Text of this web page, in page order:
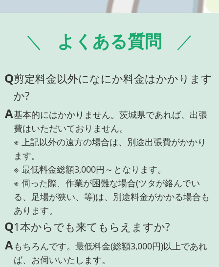
よくある質問
Q剪定料金以外になにか料金はかかります
か?
A基本的にはかかりません。茨城県であれば、出張
費はいただいておりません。
※ 上記以外の遠方の場合は、別途出張費がかかり
ます。
※ 最低料金総額3,000円～となります。
※ 伺った際、作業が困難な場合(ツタが絡んでい
る、足場が狭い、等)は、別途料金がかかる場合も
あります。
Q1本からでも来てもらえますか?
Aもちろんです。最低料金(総額3,000円)以上であれ
ば、お伺いいたします。